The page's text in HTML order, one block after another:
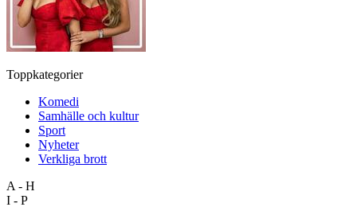
Toppkategorier
Komedi
Samhälle och kultur
Sport
Nyheter
Verkliga brott
A - H
I - P